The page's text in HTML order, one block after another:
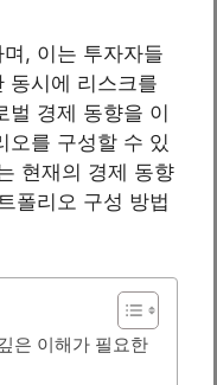
, 이는 투자자들
동시에 리스크를
벌 경제 동향을 이
오를 구성할 수 있
현재의 경제 동향
폴리오 구성 방법
은 이해가 필요한